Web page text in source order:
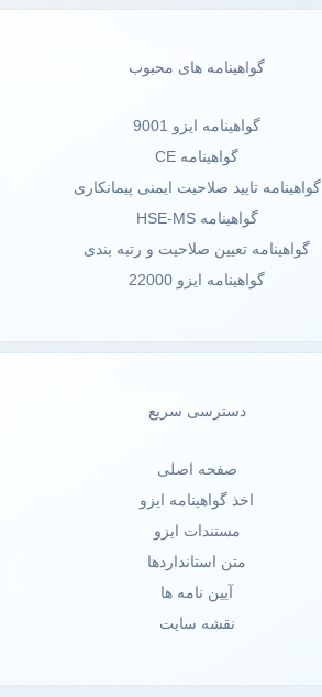
گواهینامه های محبوب
گواهینامه ایزو 9001
گواهینامه CE
گواهینامه تایید صلاحیت ایمنی پیمانکاری
گواهینامه HSE-MS
گواهینامه تعیین صلاحیت و رتبه بندی
گواهینامه ایزو 22000
دسترسی سریع
صفحه اصلی
اخذ گواهینامه ایزو
مستندات ایزو
متن استانداردها
آیین نامه ها
نقشه سایت